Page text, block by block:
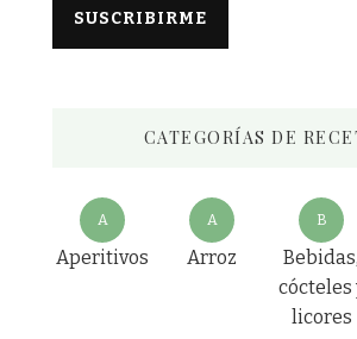
CATEGORÍAS DE
A
Aperitivos
A
Arroz
B
Bebidas,
cócteles
licores